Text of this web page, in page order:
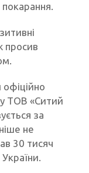
просив
ТОВ «Ситий
за
не
30 тисяч